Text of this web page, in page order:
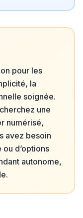
pour les
la
soignée.
une
numérisé,
avez besoin
d’options
autonome,